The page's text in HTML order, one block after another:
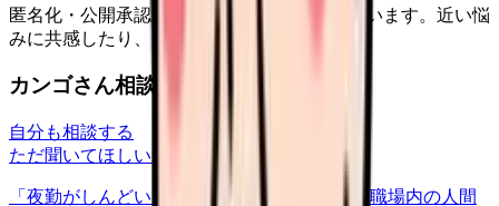
匿名化・公開承認済みの本音だけを表示しています。近い悩
みに共感したり、自分の状況を投稿できます。
カンゴさん相談室から共有された相談
自分も相談する
ただ聞いてほしいrelationships
「夜勤がしんどい」について相談したいです 職場内の人間